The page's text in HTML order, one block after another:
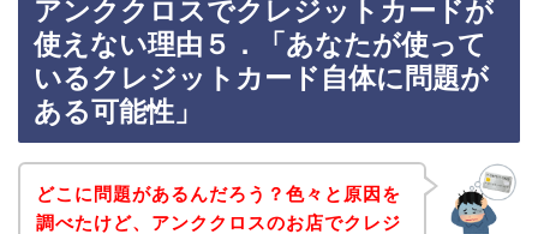
アンククロスでクレジットカードが
使えない理由５．「あなたが使って
いるクレジットカード自体に問題が
ある可能性」
どこに問題があるんだろう？色々と原因を
調べたけど、アンククロスのお店でクレジ